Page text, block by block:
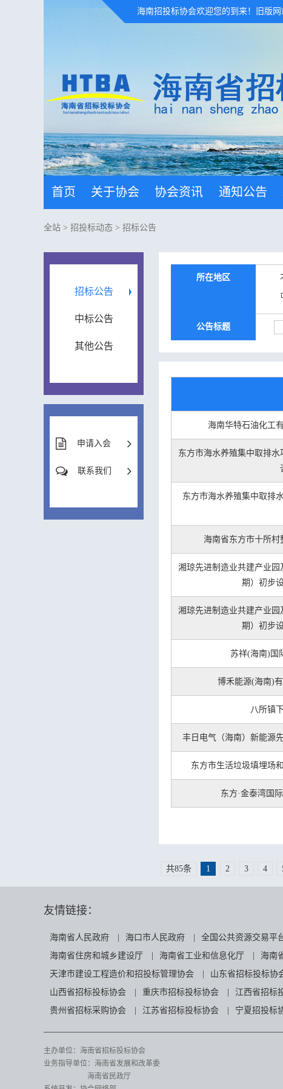
海南招投标协会欢迎您的到来！ 旧版
首页 关于协会 协会资讯 通知公告
全站 > 招投标动态 > 招标公告
招标公告
中标公告
其他公告
申请入会
联系我们
所在地区
公告标题
海南华特石油化工
东方市海水养殖集中取排
东方市海水养殖集中取排
海南省东方市十所村
湘琼先进制造业共建产业
期）初步
湘琼先进制造业共建产业
期）初步
苏祥(海南)国
博禾能源(海南)
八所镇
丰日电气（海南）新能源
东方市生活垃圾填埋场
东方·金泰湾国
共85条 1 2 3 4
友情链接：
海南省人民政府 海口市人民政府 全国公共资源交易平
海南省住房和城乡建设厅
海南省工业和信息化厅 海南
天津市建设工程造价和招投标管理协会
山东省招标投标协
山西省招标投标协会
重庆市招标投标协会 江西省招标
贵州省招标采购协会
江苏省招标投标协会 宁夏招投标
主办单位：海南省招标投标协会
业务指导单位：海南省发展和改革委
海南省民政厅